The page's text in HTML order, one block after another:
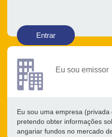
Entrar
Eu sou emissor
Eu sou uma empresa
pretendo obter informações
angariar fundos no mercado